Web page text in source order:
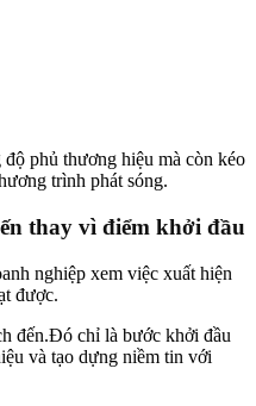
phủ thương hiệu mà còn kéo
trình phát sóng.
thay vì điểm khởi đầu
nghiệp xem việc xuất hiện
được.
đến.Đó chỉ là bước khởi đầu
và tạo dựng niềm tin với